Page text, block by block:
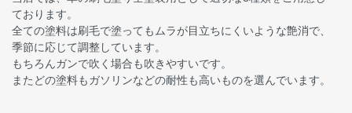
ております。
全ての塗料は刷毛で塗ってもムラが目立ちにくいような艶消で、
季節に応じて調整しています。
もちろんガンで吹く場合も吹きやすいです。
またどの塗料もガソリンなどの耐性も高いものを選んでいます。